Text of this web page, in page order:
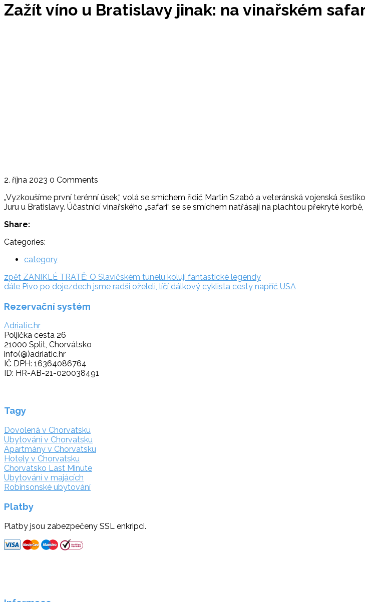
Zažít víno u Bratislavy jinak: na vinařském
2. října 2023 0 Comments
„Vyzkoušíme první terénní úsek,“ volá se smíchem řidič Martin Szabó a veteránská vojenská
Juru u Bratislavy. Účastnící vinařského „safari“ se se smíchem natřásají na plachtou překryté
Share:
Categories:
category
Navigace
pro
příspěvek
zpět zpět:
ZANIKLÉ TRATĚ: O Slavíčském tunelu kolují fantastické legendy
dále dále:
Pivo po dojezdech jsme radši oželeli, líčí dálkový cyklista cesty napříč USA
Rezervační systém
Adriatic.hr
Poljička cesta 26
21000 Split, Chorvátsko
info(@)adriatic.hr
IČ DPH: 16364086764
ID: HR-AB-21-020038491
Tagy
Dovolená v Chorvatsku
Ubytování v Chorvatsku
Apartmány v Chorvatsku
Hotely v Chorvatsku
Chorvatsko Last Minute
Ubytování v majácích
Robinsonské ubytování
Platby
Platby jsou zabezpečeny SSL enkripci.